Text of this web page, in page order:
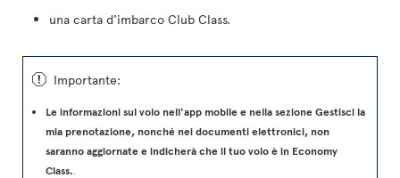
una carta d'imbarco Club Class.
ü Importante:
Le informazioni sul volo nell'app mobile e nella sezione Gestisci la
mia prenotazione, nonché nei documenti elettronici, non
saranno aggiornate e indicherà che il tuo volo è in Economy
Class.